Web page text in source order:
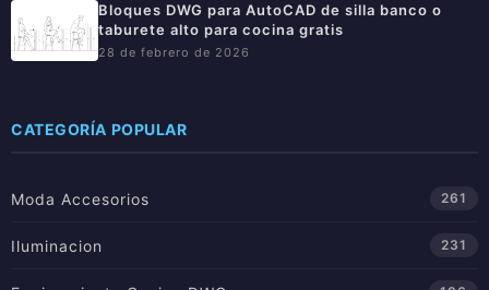
Bloques DWG para AutoCAD de silla banco o
taburete alto para cocina gratis
28 de febrero de 2026
CATEGORÍA POPULAR
Moda Accesorios 261
Iluminacion 231